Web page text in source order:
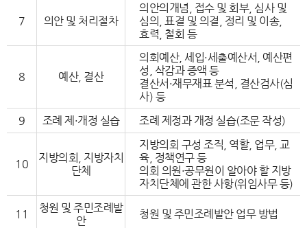
7 의안 및 처리절차
의안의개념, 접수 및 회부, 심사 및
심의, 표결 및 의결, 정리 및 이송,
효력, 철회 등
8 예산, 결산
의회예산, 세입·세출예산서, 예산편
성, 삭감과 증액 등
결산서·재무재표 분석, 결산검사(심
사) 등
9
조례 제·개정 실습 조례 제정과 개정 실습(조문 작성)
10
지방의회, 지방자치
단체
지방의회 구성 조직, 역할, 업무, 교
육, 정책연구 등
의회 의원·공무원이 알아야 할 지방
자치단체에 관한 사항(위임사무 등)
11
청원 및 주민조례발
안
청원 및 주민조례발안 업무 방법